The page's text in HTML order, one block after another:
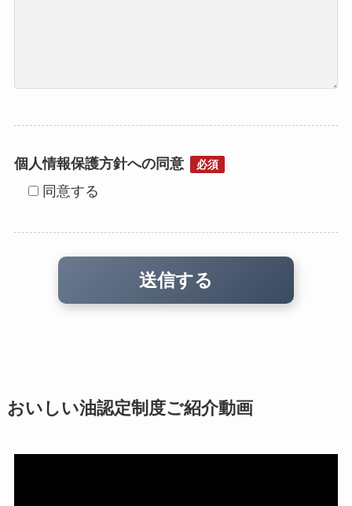
個人情報保護方針への同意 必須
同意する
おいしい油認定制度ご紹介動画